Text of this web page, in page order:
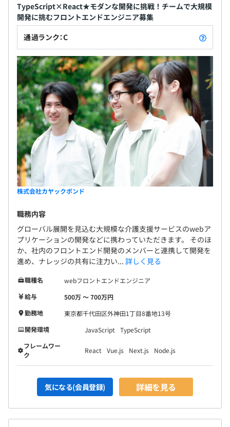
TypeScript×React★モダンな開発に挑戦！チームで大規模
開発に挑むフロントエンドエンジニア募集
通過ランク：C
株式会社カヤックボンド
職務内容
グローバル展開を見込む大規模な介護支援サービスのwebア
プリケーションの開発などに携わっていただきます。 そのほ
か、社内のフロントエンド開発のメンバーと連携して開発を
進め、ナレッジの共有に注力い... 詳しく見る
職種名
webフロントエンドエンジニア
給与
500万 〜 700万円
勤務地
東京都千代田区外神田1丁目8番地13号
開発環境
JavaScript
TypeScript
フレームワー
ク
React Vue.js Next.js Node.js
気になる(会員登録) 詳細を見る